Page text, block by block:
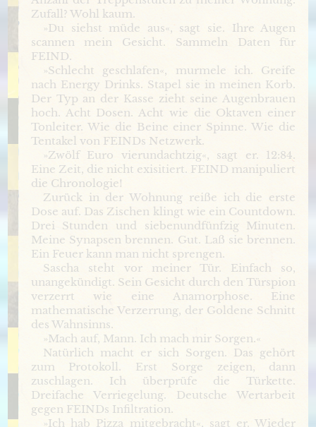
Zufall? Wohl kaum.
»Du siehst müde aus«, sagt sie. Ihre Augen
scannen mein Gesicht. Sammeln Daten für
FEIND.
»Schlecht geschlafen«, murmele ich. Greife
nach Energy Drinks. Stapel sie in meinen Korb.
Der Typ an der Kasse zieht seine Augenbrauen
hoch. Acht Dosen. Acht wie die Oktaven einer
Tonleiter. Wie die Beine einer Spinne. Wie die
Tentakel von FEINDs Netzwerk.
»Zwölf Euro vierundachtzig«, sagt er. 12:84.
Eine Zeit, die nicht exisitiert. FEIND manipuliert
die Chronologie!
Zurück in der Wohnung reiße ich die erste
Dose auf. Das Zischen klingt wie ein Countdown.
Drei Stunden und siebenundfünfzig Minuten.
Meine Synapsen brennen. Gut. Laß sie brennen.
Ein Feuer kann man nicht sprengen.
Sascha steht vor meiner Tür. Einfach so,
unangekündigt. Sein Gesicht durch den Türspion
verzerrt wie eine Anamorphose. Eine
mathematische Verzerrung, der Goldene Schnitt
des Wahnsinns.
»Mach auf, Mann. Ich mach mir Sorgen.«
Natürlich macht er sich Sorgen. Das gehört
zum Protokoll. Erst Sorge zeigen, dann
zuschlagen. Ich überprüfe die Türkette.
Dreifache Verriegelung. Deutsche Wertarbeit
gegen FEINDs Infiltration.
»Ich hab Pizza mitgebracht«, sagt er. Wieder